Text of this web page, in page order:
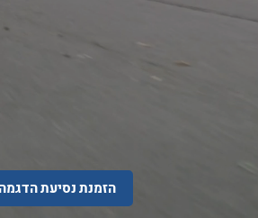
הזמנת נסיעת הדגמה